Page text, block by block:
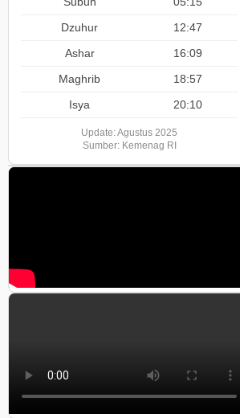
Dzuhur
12:47
Ashar
16:09
Maghrib
18:57
Isya
20:10
Update: Agustus 2025
Sumber: Kemenag RI